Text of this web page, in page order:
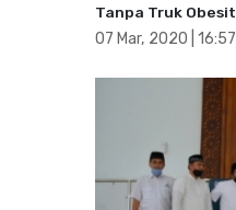
Tanpa Truk
07 Mar, 2020 | 16:57